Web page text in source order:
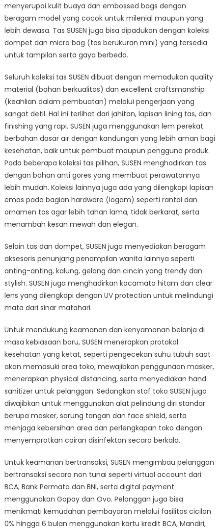
menyerupai kulit buaya dan embossed bags dengan
beragam model yang cocok untuk milenial maupun yang
lebih dewasa. Tas SUSEN juga bisa dipadukan dengan koleksi
dompet dan micro bag (tas berukuran mini) yang tersedia
untuk tampilan serta gaya berbeda.
Seluruh koleksi tas SUSEN dibuat dengan memadukan quality
material (bahan berkualitas) dan excellent craftsmanship
(keahlian dalam pembuatan) melalui pengerjaan yang
sangat detil. Hal ini terlihat dari jahitan, lapisan lining tas, dan
finishing yang rapi. SUSEN juga menggunakan lem perekat
berbahan dasar air dengan kandungan yang lebih aman bagi
kesehatan, baik untuk pembuat maupun pengguna produk.
Pada beberapa koleksi tas pilihan, SUSEN menghadirkan tas
dengan bahan anti gores yang membuat perawatannya
lebih mudah. Koleksi lainnya juga ada yang dilengkapi lapisan
emas pada bagian hardware (logam) seperti rantai dan
ornamen tas agar lebih tahan lama, tidak berkarat, serta
menambah kesan mewah dan elegan.
Selain tas dan dompet, SUSEN juga menyediakan beragam
aksesoris penunjang penampilan wanita lainnya seperti
anting-anting, kalung, gelang dan cincin yang trendy dan
stylish. SUSEN juga menghadirkan kacamata hitam dan clear
lens yang dilengkapi dengan UV protection untuk melindungi
mata dari sinar matahari.
Untuk mendukung keamanan dan kenyamanan belanja di
masa kebiasaan baru, SUSEN menerapkan protokol
kesehatan yang ketat, seperti pengecekan suhu tubuh saat
akan memasuki area toko, mewajibkan penggunaan masker,
menerapkan physical distancing, serta menyediakan hand
sanitizer untuk pelanggan. Sedangkan staf toko SUSEN juga
diwajibkan untuk menggunakan alat pelindung diri standar
berupa masker, sarung tangan dan face shield, serta
menjaga kebersihan area dan perlengkapan toko dengan
menyemprotkan cairan disinfektan secara berkala.
Untuk keamanan bertransaksi, SUSEN mengimbau pelanggan
bertransaksi secara non tunai seperti virtual account dari
BCA, Bank Permata dan BNI, serta digital payment
menggunakan Gopay dan Ovo. Pelanggan juga bisa
menikmati kemudahan pembayaran melalui fasilitas cicilan
0% hingga 6 bulan menggunakan kartu kredit BCA, Mandiri,